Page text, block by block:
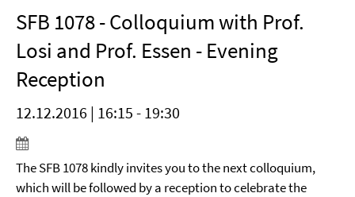
SFB 1078 - Colloquium with Prof.
Losi and Prof. Essen - Evening
Reception
12.12.2016 | 16:15 - 19:30
The SFB 1078 kindly invites you to the next colloquium,
which will be followed by a reception to celebrate the